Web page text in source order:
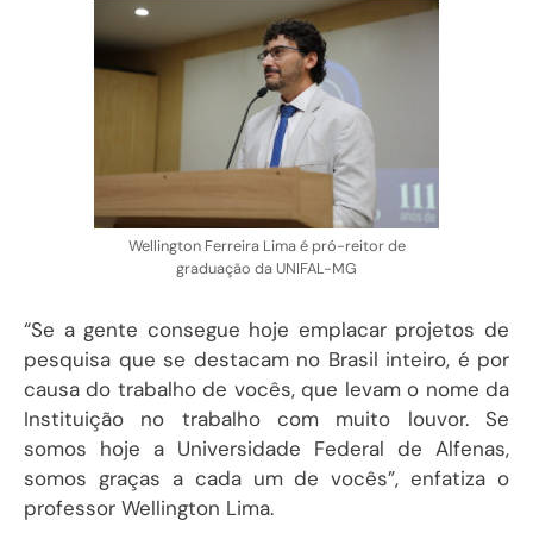
Wellington Ferreira Lima é pró-reitor de
graduação da UNIFAL-MG
“Se a gente consegue hoje emplacar projetos de
pesquisa que se destacam no Brasil inteiro, é por
causa do trabalho de vocês, que levam o nome da
Instituição no trabalho com muito louvor. Se
somos hoje a Universidade Federal de Alfenas,
somos graças a cada um de vocês”, enfatiza o
professor Wellington Lima.